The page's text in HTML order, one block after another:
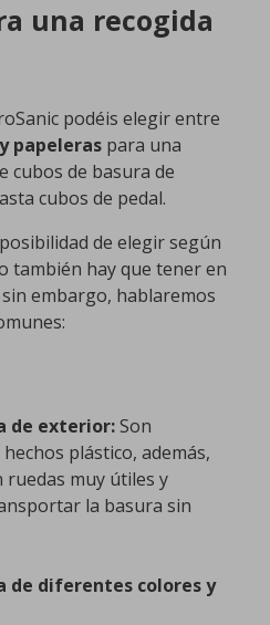
una recogida
podéis elegir entre
papeleras para una
cubos de basura de
cubos de pedal.
de elegir según
también hay que tener en
embargo, hablaremos
de exterior:Son
plástico, además,
muy útiles y
la basura sin
de diferentes coloresy